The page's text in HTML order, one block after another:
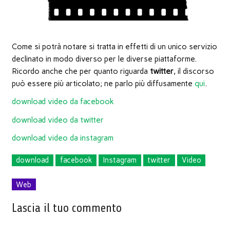
Come si potrà notare si tratta in effetti di un unico servizio
declinato in modo diverso per le diverse piattaforme.
Ricordo anche che per quanto riguarda twitter, il discorso
può essere più articolato; ne parlo più diffusamente qui.
download video da facebook
download video da twitter
download video da instagram
download facebook Instagram twitter Video
Web
Lascia il tuo commento